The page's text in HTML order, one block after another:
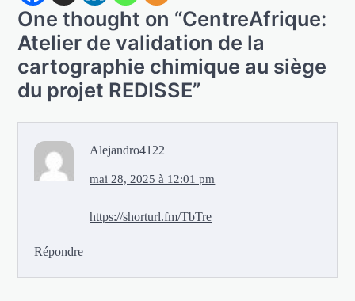
One thought on “CentreAfrique:
Atelier de validation de la
cartographie chimique au siège
du projet REDISSE”
Alejandro4122
mai 28, 2025 à 12:01 pm
https://shorturl.fm/TbTre
Répondre